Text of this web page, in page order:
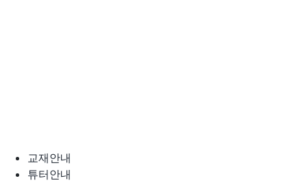
교재안내
튜터안내